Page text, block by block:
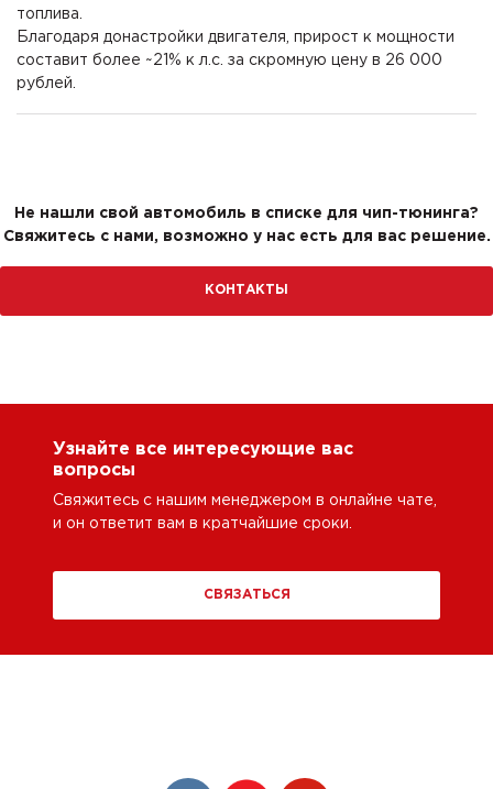
топлива.
Благодаря донастройки двигателя, прирост к мощности
составит более ~21% к л.с. за скромную цену в 26 000
рублей.
Не нашли свой автомобиль в списке для чип-тюнинга?
Свяжитесь с нами, возможно у нас есть для вас решение.
КОНТАКТЫ
Узнайте все интересующие вас
вопросы
Свяжитесь с нашим менеджером в онлайне чате,
и он ответит вам в кратчайшие сроки.
СВЯЗАТЬСЯ